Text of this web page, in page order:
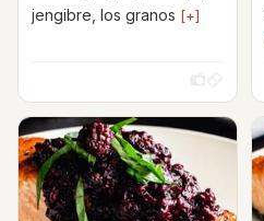
jengibre, los granos [+]